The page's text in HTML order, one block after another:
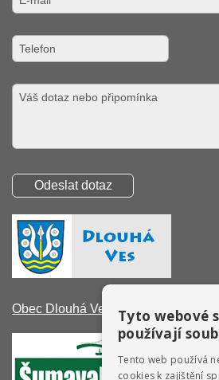
Obec Dlouhá Ves
Tyto webové
používají
Tento web používá
cookies k zajištění